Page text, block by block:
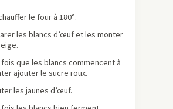
le four à 180°.
les blancs d’œuf et les monter
fois que les blancs commencent à
ajouter le sucre roux.
les jaunes d’œuf.